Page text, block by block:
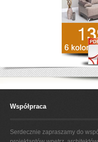
Współpraca
Serdecznie zapraszamy do